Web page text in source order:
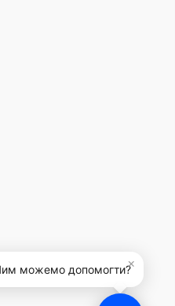
×
можемо допомогти?